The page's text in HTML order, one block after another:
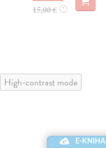
15,00 € ?
High-contrast mode
E-KNIHA